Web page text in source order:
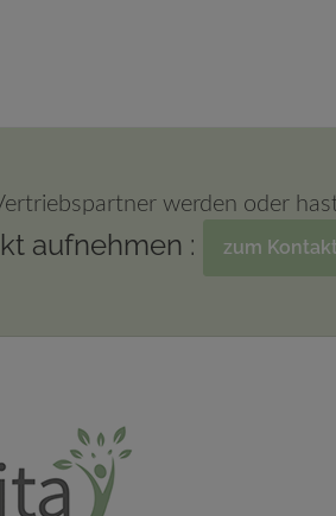
werden oder
aufnehmen : zum Kontakt